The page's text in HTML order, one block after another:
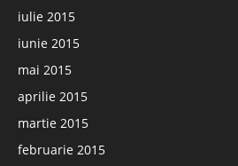
iulie 2015
iunie 2015
mai 2015
aprilie 2015
martie 2015
februarie 2015